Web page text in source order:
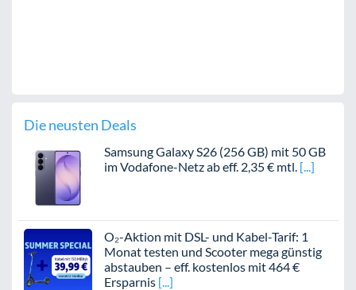
Die neusten Deals
Samsung Galaxy S26 (256 GB) mit 50 GB
im Vodafone-Netz ab eff. 2,35 € mtl.
O₂-Aktion mit DSL- und Kabel-Tarif: 1
Monat testen und Scooter mega günstig
abstauben – eff. kostenlos mit 464 €
Ersparnis